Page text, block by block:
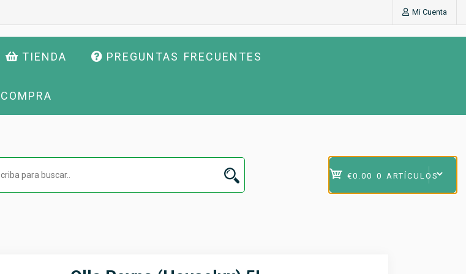
Mi Cuenta
TIENDA PREGUNTAS FRECUENTES
€0.00 0 ARTÍCULOS